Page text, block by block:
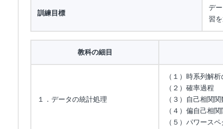
訓練目標
デ
習
教科の細目
１．データの統計処理
（１）時系列解
（２）確率過程
（３）自己相関関
（４）偏自己相
（５）パワース